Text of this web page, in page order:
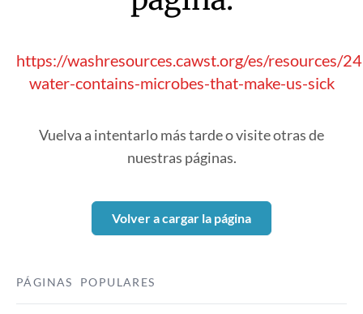
https://washresources.cawst.org/es/resources/
water-contains-microbes-that-make-us-sick
Vuelva a intentarlo más tarde o visite otras de
nuestras páginas.
Volver a cargar la página
PÁGINAS POPULARES